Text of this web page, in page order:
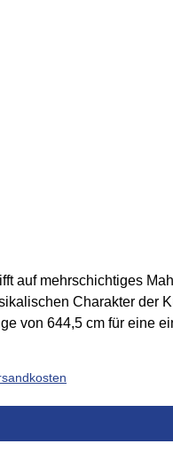
auf mehrschichtiges
Charakter der
von 644,5 cm für eine
Instrumente wird
OptikElektonik: